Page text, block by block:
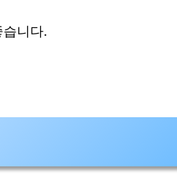
니다.